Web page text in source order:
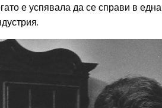
е успявала да се справи в една